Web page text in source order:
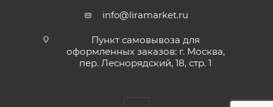
info@liramarket.ru
Пункт самовывоза для
оформленных заказов: г. Москва,
пер. Леснорядский, 18, стр. 1